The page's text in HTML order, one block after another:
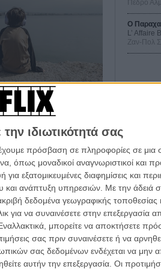
ιδιωτικότητά σας
έχουμε πρόσβαση σε πληροφορίες σε
όπως μοναδικοί αναγνωριστικοί και
εξατομικευμένες διαφημίσεις και
και ανάπτυξη υπηρεσιών. Με την άδειά
δεδομένα γεωγραφικής τοποθεσίας
να συναινέσετε στην επεξεργασία
μπορείτε να αποκτήσετε
σας πριν συναινέσετε ή να
σας δεδομένων ενδέχεται να μην
αυτήν την επεξεργασία. Οι
ΦΝΘ όχι απλώς δεν
τις σημαντικές δράσεις της, σ'
σύμπαν.
Πέδρο
Ο
L’ Affaire
Ζαν-Πολ
Ο
10
τον